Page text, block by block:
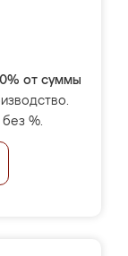
от суммы
%.